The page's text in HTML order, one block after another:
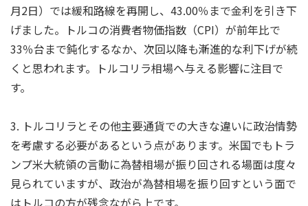
月2日）では緩和路線を再開し、43.00％まで金利を引き下
げました。トルコの消費者物価指数（CPI）が前年比で
33％台まで鈍化するなか、次回以降も漸進的な利下げが続
くと思われます。トルコリラ相場へ与える影響に注目で
す。
3. トルコリラとその他主要通貨での大きな違いに政治情勢
を考慮する必要があるという点があります。米国でもトラ
ンプ米大統領の言動に為替相場が振り回される場面は度々
見られていますが、政治が為替相場を振り回すという面で
はトルコの方が残念ながら上です。